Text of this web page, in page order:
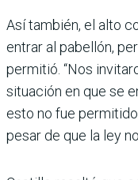
Así también, el alto
entrar al pabellón,
permitió. “Nos
situación en que se
esto no fue
pesar de que la ley